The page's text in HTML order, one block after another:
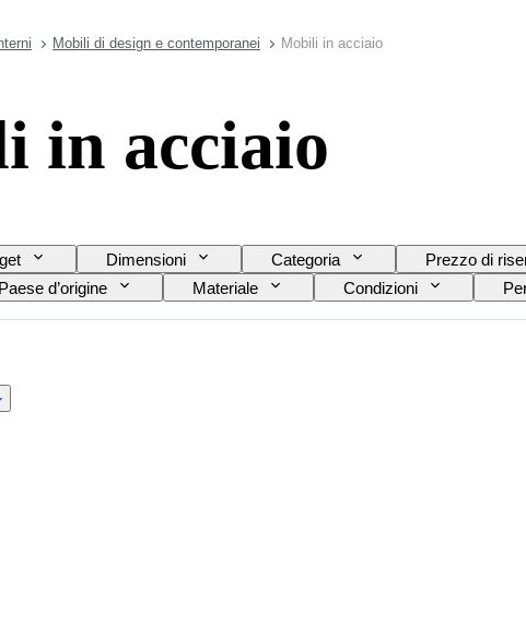
Mobili di design e contemporanei Mobili in acciaio
in acciaio
Dimensioni Categoria Prezzo di
Paese d’origine Materiale Condizioni